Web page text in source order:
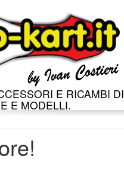
E RICAMBI DI
E MODELLI.